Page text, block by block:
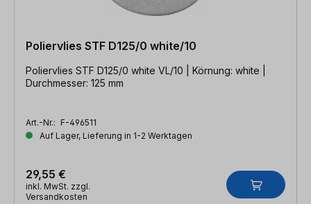
Poliervlies STF D125/0 white/10
Poliervlies STF D125/0 white VL/10 | Körnung: white |
Durchmesser: 125 mm
Art.-Nr.: F-496511
Auf Lager, Lieferung in 1-2 Werktagen
29,55 €
inkl. MwSt. zzgl.
Versandkosten